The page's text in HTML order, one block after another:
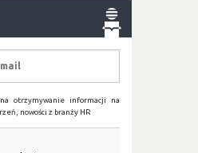
otrzymywanie informacji na
nowości z branży HR